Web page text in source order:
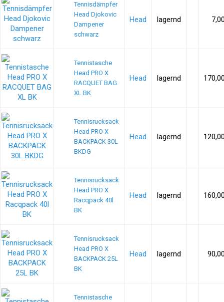
Tennisdämpfer
Head Djokovic
Dampener
schwarz
Head lagernd
Tennistasche
Head PRO X
RACQUET BAG
XL BK
Head lagernd
Tennisrucksack
Head PRO X
BACKPACK 30L
BKDG
Head lagernd
Tennisrucksack
Head PRO X
Racqpack 40l
BK
Head lagernd
Tennisrucksack
Head PRO X
BACKPACK 25L
BK
Head lagernd
Tennistasche